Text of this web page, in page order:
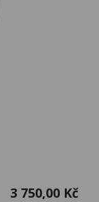
3 750,00 Kč